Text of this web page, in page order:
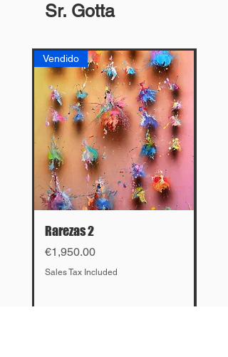
Sr. Gotta
Vendido
Rarezas 2
Price
€1,950.00
Sales Tax Included